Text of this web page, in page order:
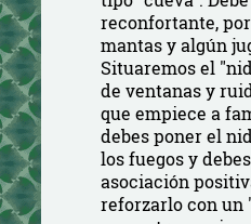
reconfortante,
mantas y algún
Situaremos el
de ventanas y
que empiece a
debes poner el
los fuegos y
asociación
reforzarlo con un